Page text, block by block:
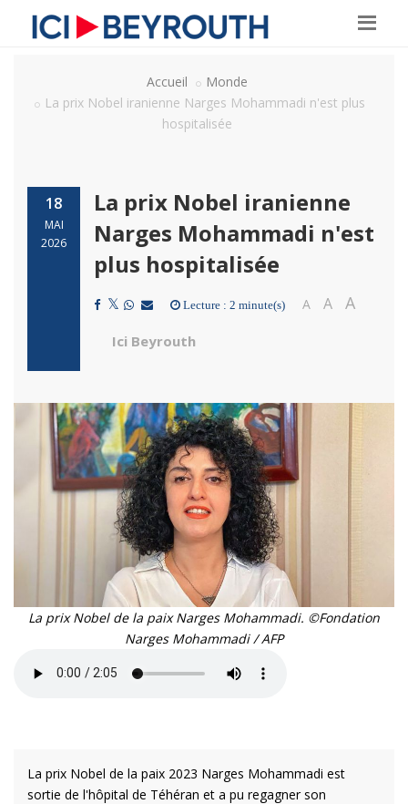
Accueil
Monde
La prix Nobel iranienne Narges Mohammadi n'est plus
hospitalisée
18
MAI
2026
La prix Nobel iranienne
Narges Mohammadi n'est
plus hospitalisée
Lecture : 2 minute(s) A A A
Ici Beyrouth
La prix Nobel de la paix Narges Mohammadi. ©Fondation
Narges Mohammadi / AFP
La prix Nobel de la paix 2023 Narges Mohammadi est
sortie de l'hôpital de Téhéran et a pu regagner son